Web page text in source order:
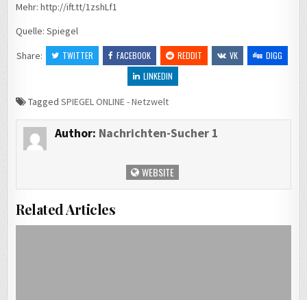
Mehr: http://ift.tt/1zshLf1
Quelle: Spiegel
Share:
TWITTER FACEBOOK REDDIT VK
DIGG
LINKEDIN
TaggedSPIEGEL ONLINE - Netzwelt
Author: Nachrichten-Sucher 1
WEBSITE
Related Articles